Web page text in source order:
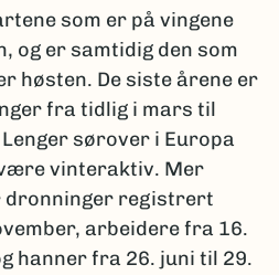
som er på vingene
og er samtidig den som
høsten. De siste årene er
fra tidlig i mars til
sørover i Europa
vinteraktiv. Mer
dronninger registrert
arbeidere fra 16.
hanner fra 26. juni til 29.